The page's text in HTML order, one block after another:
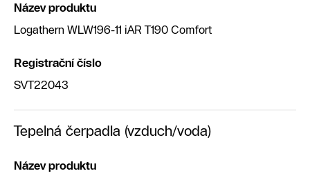
Název produktu
Logathern WLW196-11 iAR T190 Comfort
Registrační číslo
SVT22043
Tepelná čerpadla (vzduch/voda)
Název produktu